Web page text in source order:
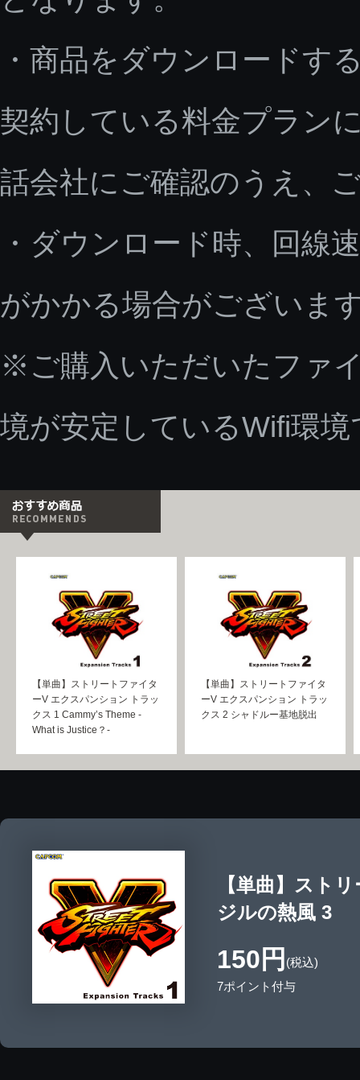
・商品をダウンロードす
契約している料金プラン
話会社にご確認のうえ、
・ダウンロード時、回線
がかかる場合がございま
※ご購入いただいたファ
境が安定しているWifi環
【単曲】ストリートファイタ
ーV エクスパンション トラッ
クス 1 Cammy’s Theme -
What is Justice？-
【単曲】ストリートファイタ
ーV エクスパンション トラッ
クス 2 シャドルー基地脱出
【単曲】スト
ジルの熱風 3
150円 (税込)
7ポイント付与